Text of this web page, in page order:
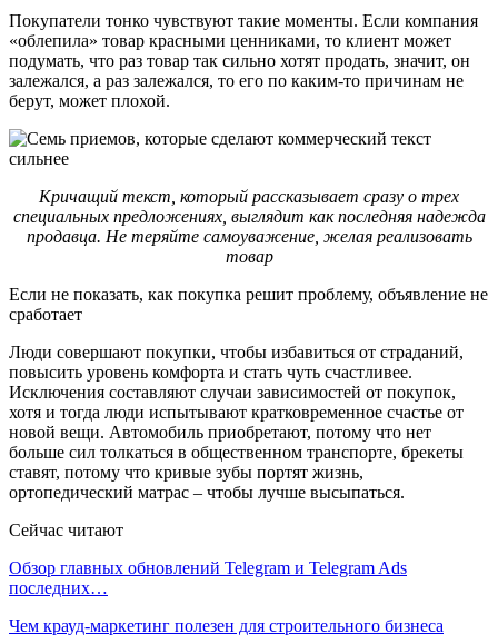
Покупатели тонко чувствуют такие моменты. Если компания
«облепила» товар красными ценниками, то клиент может
подумать, что раз товар так сильно хотят продать, значит, он
залежался, а раз залежался, то его по каким-то причинам не
берут, может плохой.
Кричащий текст, который рассказывает сразу о трех
специальных предложениях, выглядит как последняя надежда
продавца. Не теряйте самоуважение, желая реализовать
товар
Если не показать, как покупка решит проблему, объявление не
сработает
Люди совершают покупки, чтобы избавиться от страданий,
повысить уровень комфорта и стать чуть счастливее.
Исключения составляют случаи зависимостей от покупок,
хотя и тогда люди испытывают кратковременное счастье от
новой вещи. Автомобиль приобретают, потому что нет
больше сил толкаться в общественном транспорте, брекеты
ставят, потому что кривые зубы портят жизнь,
ортопедический матрас – чтобы лучше высыпаться.
Сейчас читают
Обзор главных обновлений Telegram и Telegram Ads
последних…
Чем крауд-маркетинг полезен для строительного бизнеса